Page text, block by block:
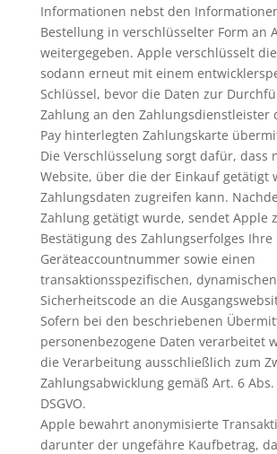
Informationen nebst den
Bestellung in verschlüsselter Form an
weitergegeben. Apple verschlüsselt
sodann erneut mit einem
Schlüssel, bevor die Daten zur
Zahlung an den Zahlungsdienstleister
Pay hinterlegten Zahlungskarte
Die Verschlüsselung sorgt dafür, dass
Website, über die der Einkauf getätigt
Zahlungsdaten zugreifen kann.
Zahlung getätigt wurde, sendet Apple
Bestätigung des Zahlungserfolges Ihre
Geräteaccountnummer sowie einen
transaktionsspezifischen, dynamischen
Sicherheitscode an die
Sofern bei den beschriebenen
personenbezogene Daten verarbeitet
die Verarbeitung ausschließlich zum
Zahlungsabwicklung gemäß Art. 6
DSGVO.
Apple bewahrt anonymisierte
darunter der ungefähre Kaufbetrag,